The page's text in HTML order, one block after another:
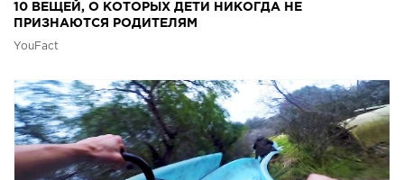
10 ВЕЩЕЙ, О КОТОРЫХ ДЕТИ НИКОГДА НЕ
ПРИЗНАЮТСЯ РОДИТЕЛЯМ
YouFact